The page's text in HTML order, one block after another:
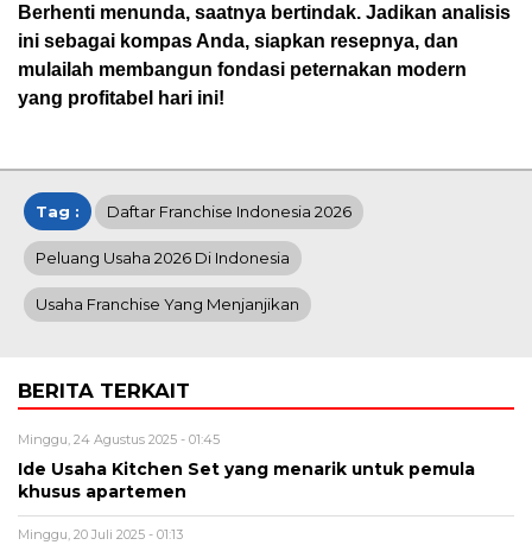
Berhenti menunda, saatnya bertindak. Jadikan analisis
ini sebagai kompas Anda, siapkan resepnya, dan
mulailah membangun fondasi peternakan modern
yang profitabel hari ini!
Tag : Daftar Franchise Indonesia 2026
Peluang Usaha 2026 Di Indonesia
Usaha Franchise Yang Menjanjikan
BERITA TERKAIT
Minggu, 24 Agustus 2025 - 01:45
Ide Usaha Kitchen Set yang menarik untuk pemula
khusus apartemen
Minggu, 20 Juli 2025 - 01:13